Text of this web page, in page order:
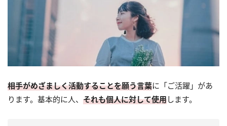
相手がめざましく活動することを願う言葉に「ご活躍」があ
ります。基本的に人、 それも個人に対して使用します。